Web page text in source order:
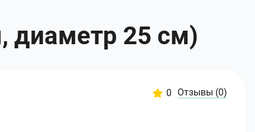
диаметр 25 см)
0 Отзывы (0)